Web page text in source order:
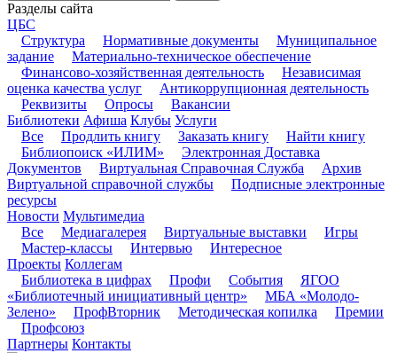
Разделы сайта
ЦБС
Структура
Нормативные документы
Муниципальное
задание
Материально-техническое обеспечение
Финансово-хозяйственная деятельность
Независимая
оценка качества услуг
Антикоррупционная деятельность
Реквизиты
Опросы
Вакансии
Библиотеки Афиша Клубы Услуги
Все
Продлить книгу Заказать книгу
Найти книгу
Библиопоиск «ИЛИМ»
Электронная Доставка
Документов
Виртуальная Справочная Служба
Архив
Виртуальной справочной службы
Подписные электронные
ресурсы
Новости Мультимедиа
Все
Медиагалерея Виртуальные выставки
Игры
Мастер-классы
Интервью
Интересное
Проекты Коллегам
Библиотека в цифрах
Профи События
ЯГОО
«Библиотечный инициативный центр»
МБА «Молодо-
Зелено»
ПрофВторник Методическая копилка
Премии
Профсоюз
Партнеры Контакты